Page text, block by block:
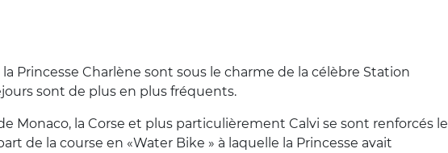
Princesse Charlène sont sous le charme de la célèbre Station
sont de plus en plus fréquents.
Monaco, la Corse et plus particulièrement Calvi se sont renforcés le
de la course en «Water Bike » à laquelle la Princesse avait